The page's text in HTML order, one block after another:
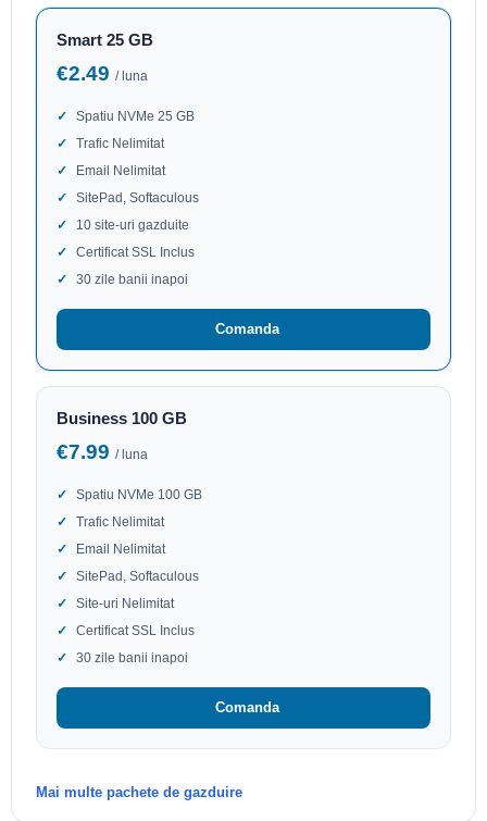
Smart 25 GB
€2.49 / luna
Spatiu NVMe 25 GB
Trafic Nelimitat
Email Nelimitat
SitePad, Softaculous
10 site-uri gazduite
Certificat SSL Inclus
30 zile banii inapoi
Comanda
Business 100 GB
€7.99 / luna
Spatiu NVMe 100 GB
Trafic Nelimitat
Email Nelimitat
SitePad, Softaculous
Site-uri Nelimitat
Certificat SSL Inclus
30 zile banii inapoi
Comanda
Mai multe pachete de gazduire